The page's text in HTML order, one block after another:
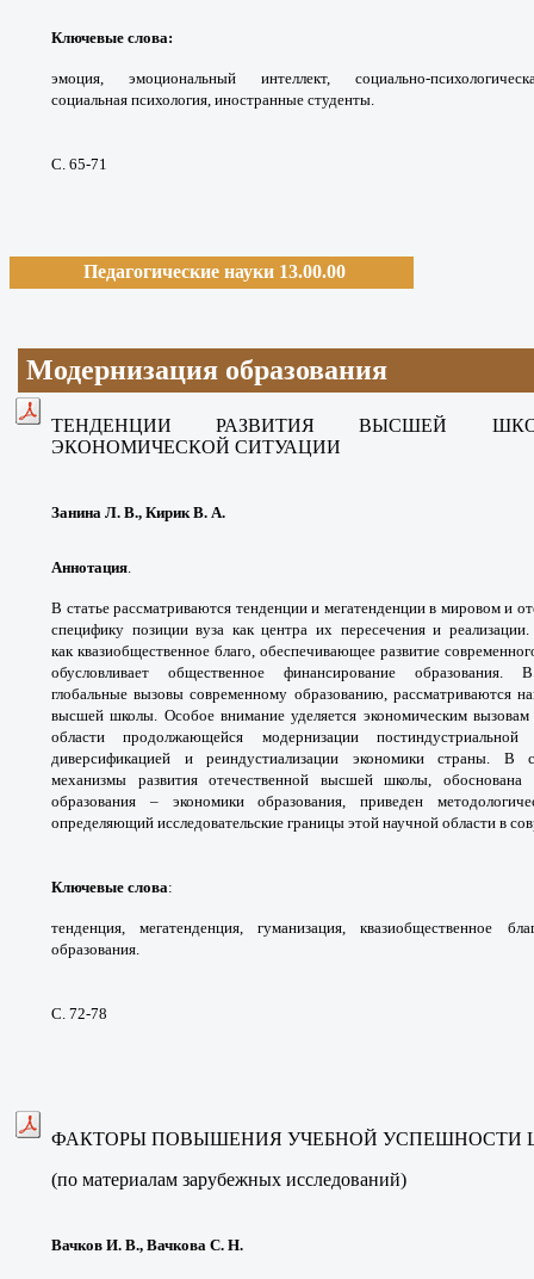
Ключевые слова:
эмоция, эмоциональный интеллект, социально-
социальная психология, иностранные студенты.
С. 65-71
Педагогические науки 13.00.00
Модернизация образования
ТЕНДЕНЦИИ РАЗВИТИЯ ВЫСШЕЙ
ЭКОНОМИЧЕСКОЙ СИТУАЦИИ
Занина Л. В., Кирик В. А.
Аннотация.
В статье рассматриваются тенденциии мегатенденции в мировом и
специфику позициивуза как центра их пересечения и
как квазиобщественное благо, обеспечивающее развитие
обусловливает общественное финансирование образования.
глобальныевызовы современному образованию, рассматриваются
высшей школы. Особое вниманиеуделяется экономическим
области продолжающейся модернизации
диверсификацией и реиндустиализации экономики страны. В
механизмы развития отечественной высшей школы,
образования – экономики образования, приведен
определяющий исследовательские границы этой научной области в
Ключевые слова:
тенденция, мегатенденция,гуманизация, квазиобщественное
образования.
С. 72-78
ФАКТОРЫ ПОВЫШЕНИЯ УЧЕБНОЙ УСПЕШНОСТИ
(по материалам зарубежных исследований)
Вачков И. В., Вачкова С. Н.